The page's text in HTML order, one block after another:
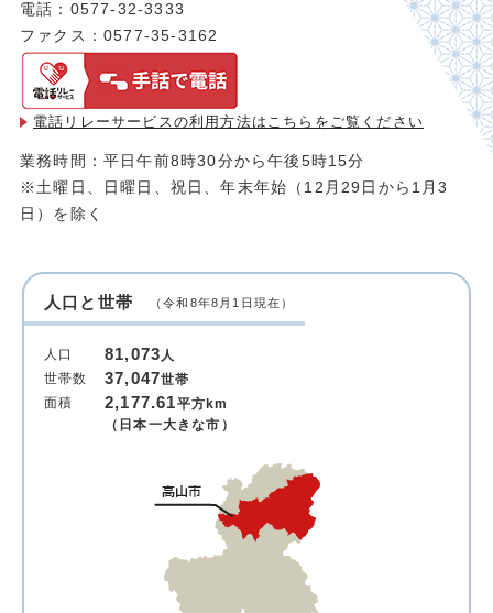
電話：0577-32-3333
ファクス：0577-35-3162
電話リレーサービスの利用方法は こちらをご覧ください
業務時間：平日午前8時30分から午後5時15分
※土曜日、日曜日、祝日、年末年始（12月29日から1月3
日）を除く
人口と世帯 （令和8年8月1日現在）
人口 81,073人
世帯数
37,047世帯
面積
2,177.61平方km
（日本一大きな市）